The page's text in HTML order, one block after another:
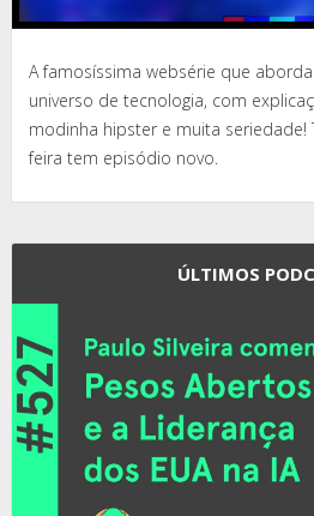
A famosíssima websérie que
universo de tecnologia, com
modinha hipster e muita seriedade!
feira tem episódio novo.
ÚLTIMOS